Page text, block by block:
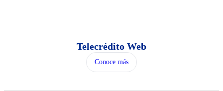
Telecrédito Web
Conoce más